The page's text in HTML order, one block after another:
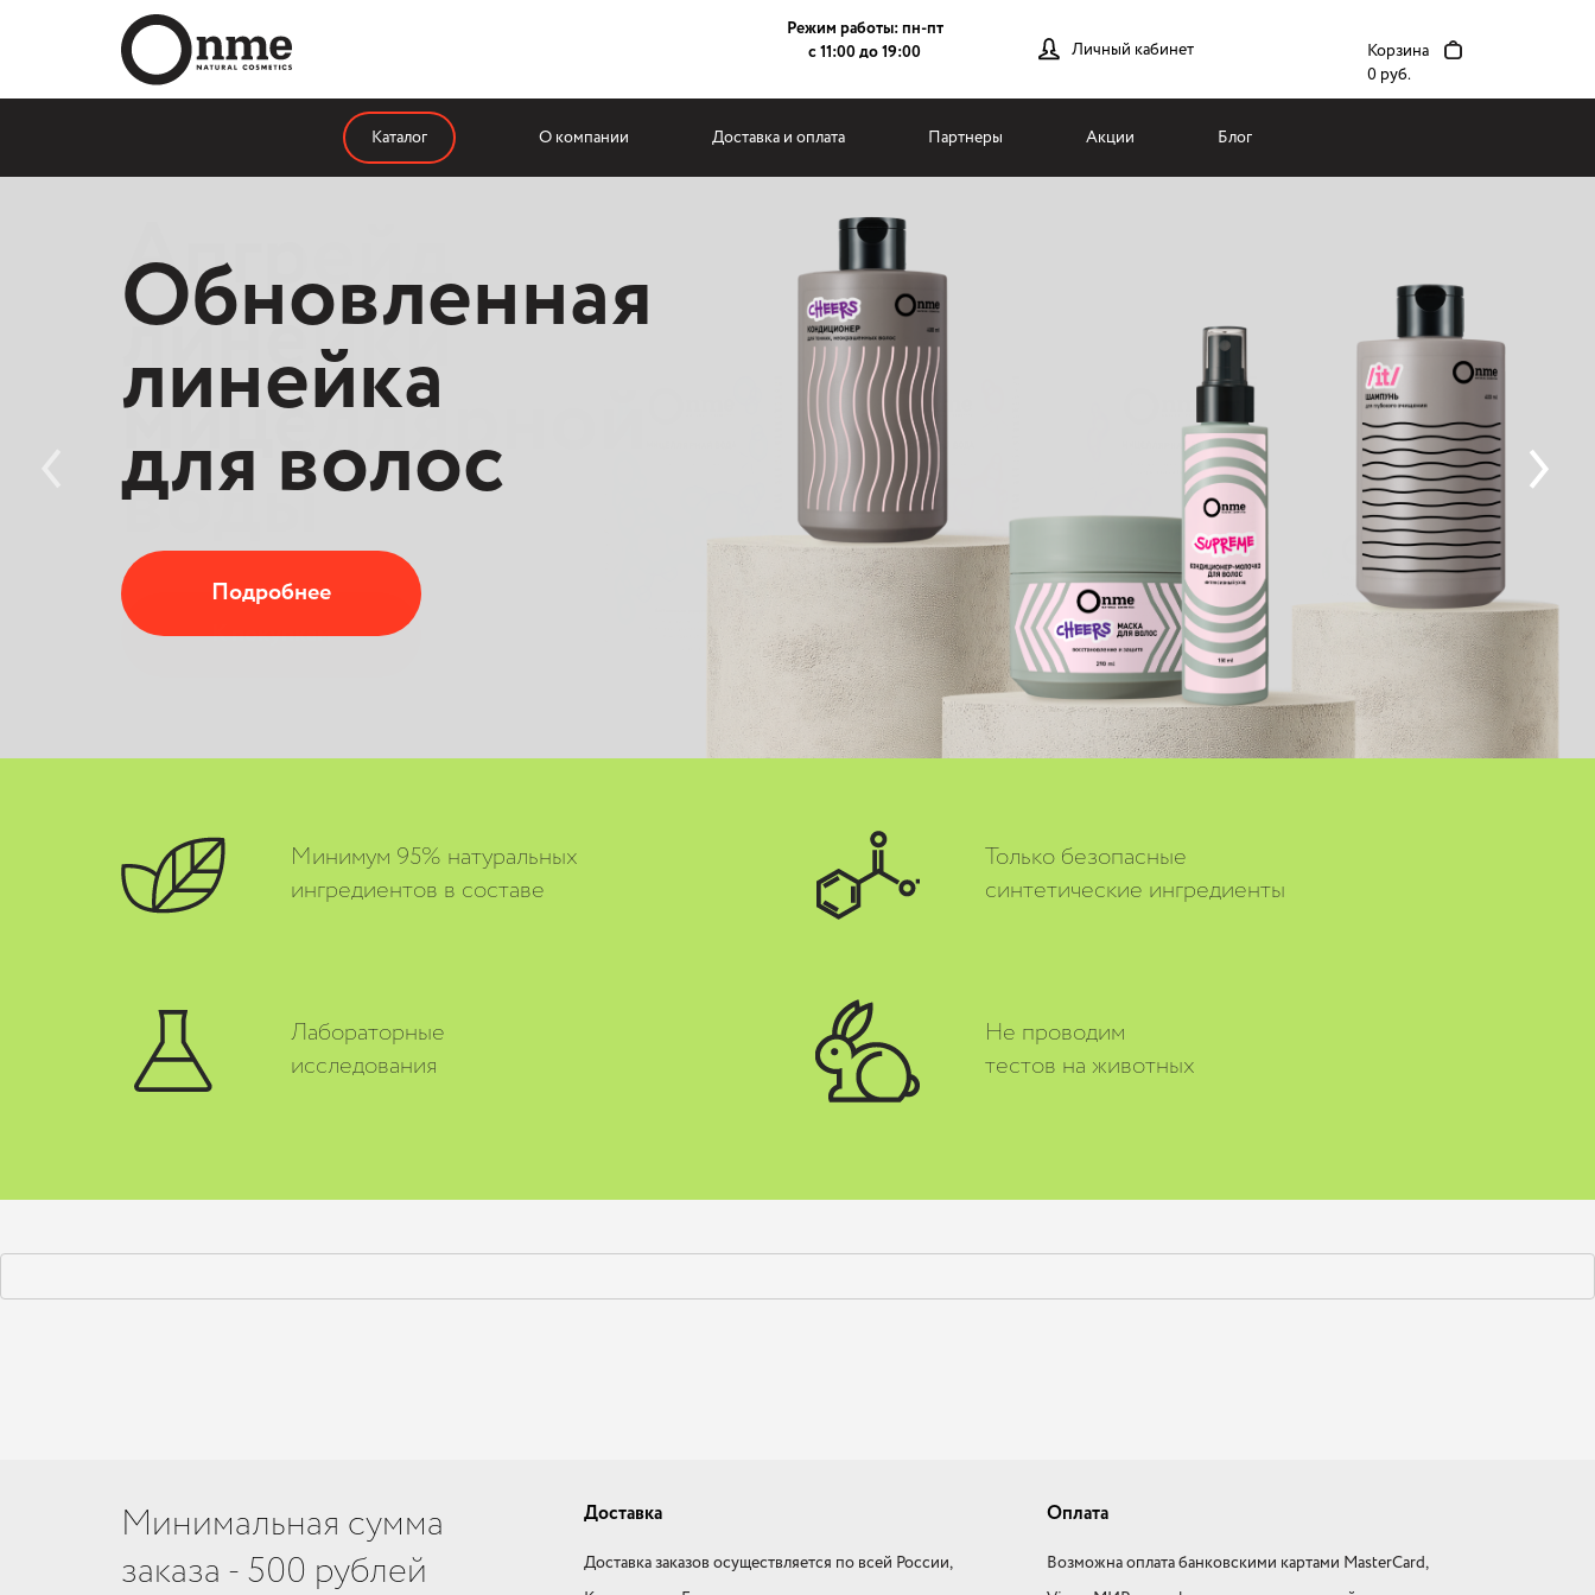
Режим работы: пн-пт
с 11:00 до 19:00
Личный кабинет
Корзина
0 руб.
Каталог О компании Доставка и оплата Партнеры Акции Блог
Апгрейд
линейки
мицеллярной
воды
К покупкам
Минимум 95% натуральных
ингредиентов в составе
Только безопасные
синтетические ингредиенты
Лабораторные
исследования
Не проводим
тестов на животных
Минимальная сумма
заказа - 500 рублей
Доставка
Доставка заказов осуществляется по всей России,
Оплата
Возможна оплата банковскими картами MasterCard,